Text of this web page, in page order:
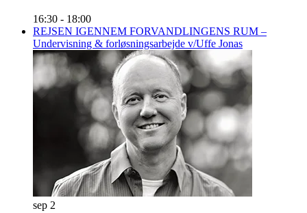
16:30 - 18:00
REJSEN IGENNEM FORVANDLINGENS RUM –
Undervisning & forløsningsarbejde v/Uffe Jonas
sep 2